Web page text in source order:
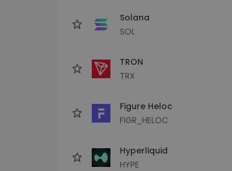
Solana
SOL
TRON
TRX
Figure Heloc
FIGR_HELOC
Hyperliquid
HYPE